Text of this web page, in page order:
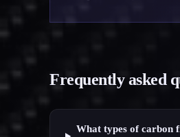
Frequently asked
What types of carbon